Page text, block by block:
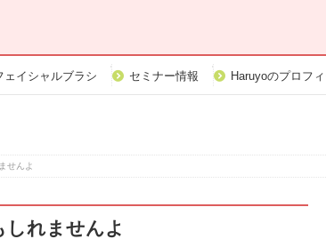
ェイシャルブラシ セミナー情報 Haruyoのプロフ
せんよ
れませんよ